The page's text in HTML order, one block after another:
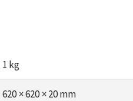
1 kg
620 × 620 × 20 mm